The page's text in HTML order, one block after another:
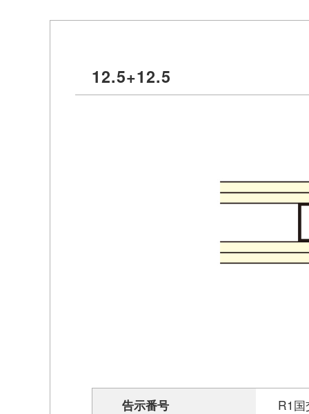
12.5+12.5
告示番号 R1